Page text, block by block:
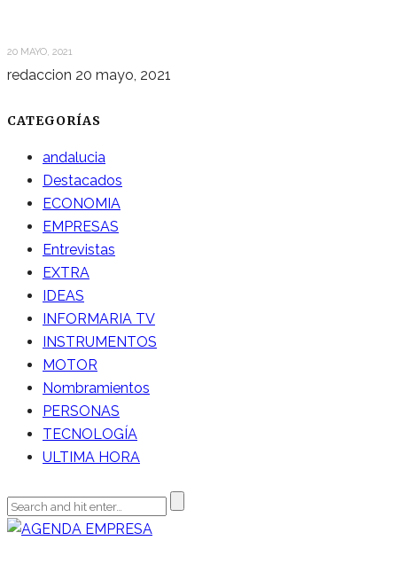
20 MAYO, 2021
redaccion 20 mayo, 2021
CATEGORÍAS
andalucia
Destacados
ECONOMIA
EMPRESAS
Entrevistas
EXTRA
IDEAS
INFORMARIA TV
INSTRUMENTOS
MOTOR
Nombramientos
PERSONAS
TECNOLOGÍA
ULTIMA HORA